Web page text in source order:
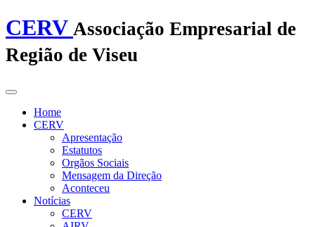
CERV Associação Empresarial de
Região de Viseu
Home
CERV
Apresentação
Estatutos
Orgãos Sociais
Mensagem da Direção
Aconteceu
Notícias
CERV